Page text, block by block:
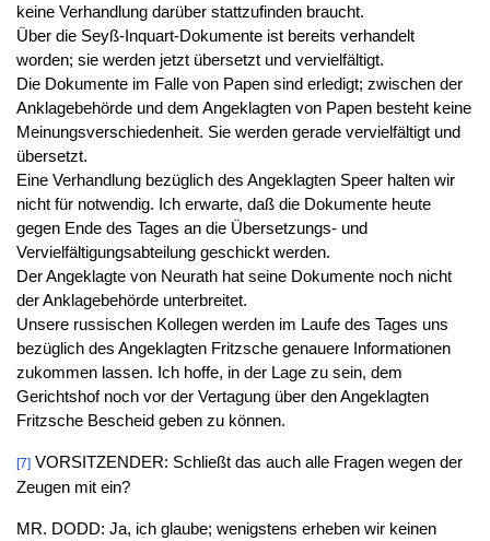
keine Verhandlung darüber stattzufinden braucht.
Über die Seyß-Inquart-Dokumente ist bereits verhandelt
worden; sie werden jetzt übersetzt und vervielfältigt.
Die Dokumente im Falle von Papen sind erledigt; zwischen der
Anklagebehörde und dem Angeklagten von Papen besteht keine
Meinungsverschiedenheit. Sie werden gerade vervielfältigt und
übersetzt.
Eine Verhandlung bezüglich des Angeklagten Speer halten wir
nicht für notwendig. Ich erwarte, daß die Dokumente heute
gegen Ende des Tages an die Übersetzungs- und
Vervielfältigungsabteilung geschickt werden.
Der Angeklagte von Neurath hat seine Dokumente noch nicht
der Anklagebehörde unterbreitet.
Unsere russischen Kollegen werden im Laufe des Tages uns
bezüglich des Angeklagten Fritzsche genauere Informationen
zukommen lassen. Ich hoffe, in der Lage zu sein, dem
Gerichtshof noch vor der Vertagung über den Angeklagten
Fritzsche Bescheid geben zu können.
[7]VORSITZENDER: Schließt das auch alle Fragen wegen der
Zeugen mit ein?
MR. DODD: Ja, ich glaube; wenigstens erheben wir keinen